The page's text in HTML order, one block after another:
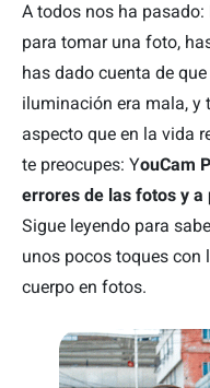
A todos nos ha
para tomar una foto,
has dado cuenta de
iluminación era mala, y
aspecto que en la vida
te preocupes: YouCam
errores de las fotos y
Sigue leyendo para
unos pocos toques con
cuerpo en fotos.